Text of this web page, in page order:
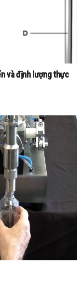
và định lượng thực